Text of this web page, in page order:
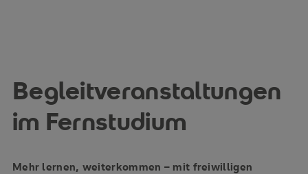
Begleitveranstaltungen
im Fernstudium
Mehr lernen, weiterkommen – mit freiwilligen